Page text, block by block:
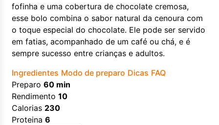
fofinha e uma cobertura de chocolate cremosa,
esse bolo combina o sabor natural da cenoura com
o toque especial do chocolate. Ele pode ser servido
em fatias, acompanhado de um café ou chá, e é
sempre sucesso entre crianças e adultos.
Ingredientes Modo de preparo Dicas FAQ
Preparo 60 min
Rendimento 10
Calorias 230
Proteina 6